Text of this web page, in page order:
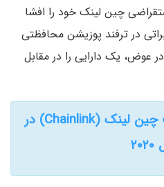
چین لینک خود را افشا
در ترفند پوزیشن محافظتی
عوض، یک دارایی را در مقابل
بررسی سه دلیل موفقیت چین لینک (Chainlink) در